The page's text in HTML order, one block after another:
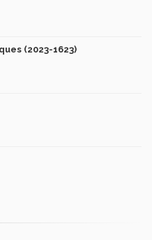
(2023-1623)